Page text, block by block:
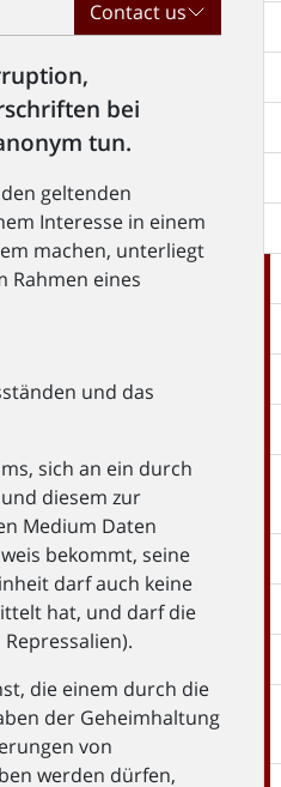
Contact us
bei
tun.
geltenden
Interesse in einem
machen, unterliegt
Rahmen eines
und das
sich an ein durch
diesem zur
Medium Daten
bekommt, seine
darf auch keine
hat, und darf die
die einem durch die
der Geheimhaltung
von
werden dürfen,